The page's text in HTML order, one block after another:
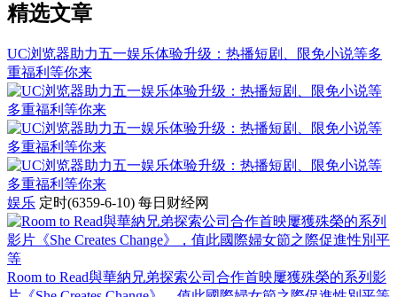
精选文章
UC浏览器助力五一娱乐体验升级：热播短剧、限免小说等多
重福利等你来
娱乐 定时(6359-6-10) 每日财经网
Room to Read與華納兄弟探索公司合作首映屢獲殊榮的系列影